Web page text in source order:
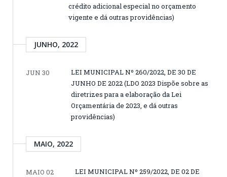
crédito adicional especial no orçamento
vigente e dá outras providências)
JUNHO, 2022
JUN 30
LEI MUNICIPAL Nº 260/2022, DE 30 DE
JUNHO DE 2022 (LDO 2023 Dispõe sobre as
diretrizes para a elaboração da Lei
Orçamentária de 2023, e dá outras
providências)
MAIO, 2022
MAIO 02
LEI MUNICIPAL Nº 259/2022, DE 02 DE